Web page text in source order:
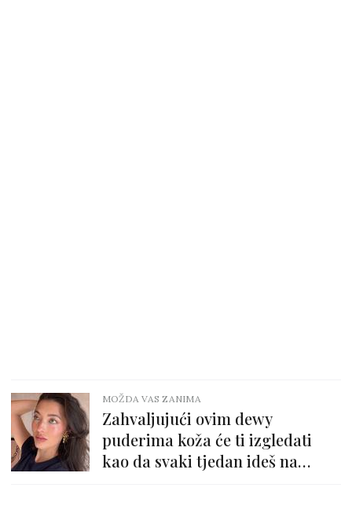
MOŽDA VAS ZANIMA
Zahvaljujući ovim dewy
puderima koža će ti izgledati
kao da svaki tjedan ideš na